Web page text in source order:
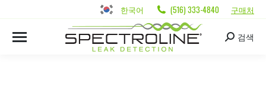
한국어 (516) 333-4840 구매처
검색